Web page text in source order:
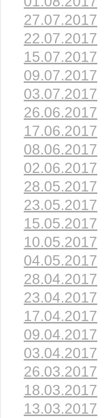
27.07.2017
22.07.2017
15.07.2017
09.07.2017
03.07.2017
26.06.2017
17.06.2017
08.06.2017
02.06.2017
28.05.2017
23.05.2017
15.05.2017
10.05.2017
04.05.2017
28.04.2017
23.04.2017
17.04.2017
09.04.2017
03.04.2017
26.03.2017
18.03.2017
13.03.2017